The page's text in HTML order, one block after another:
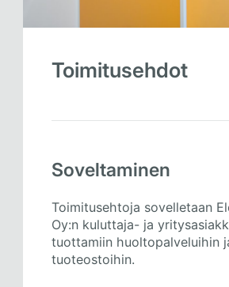
Toimitusehdot
Soveltaminen
Toimitusehtoja sovelletaan
Oy:n kuluttaja- ja
tuottamiin huoltopalveluihin
tuoteostoihin.